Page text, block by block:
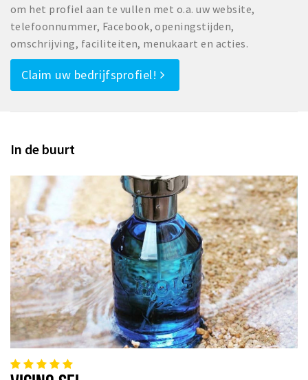
om het profiel aan te vullen met o.a. uw website,
telefoonnummer, Facebook, openingstijden,
omschrijving, faciliteiten, menukaart en acties.
Claim uw bedrijfsprofiel!
In de buurt